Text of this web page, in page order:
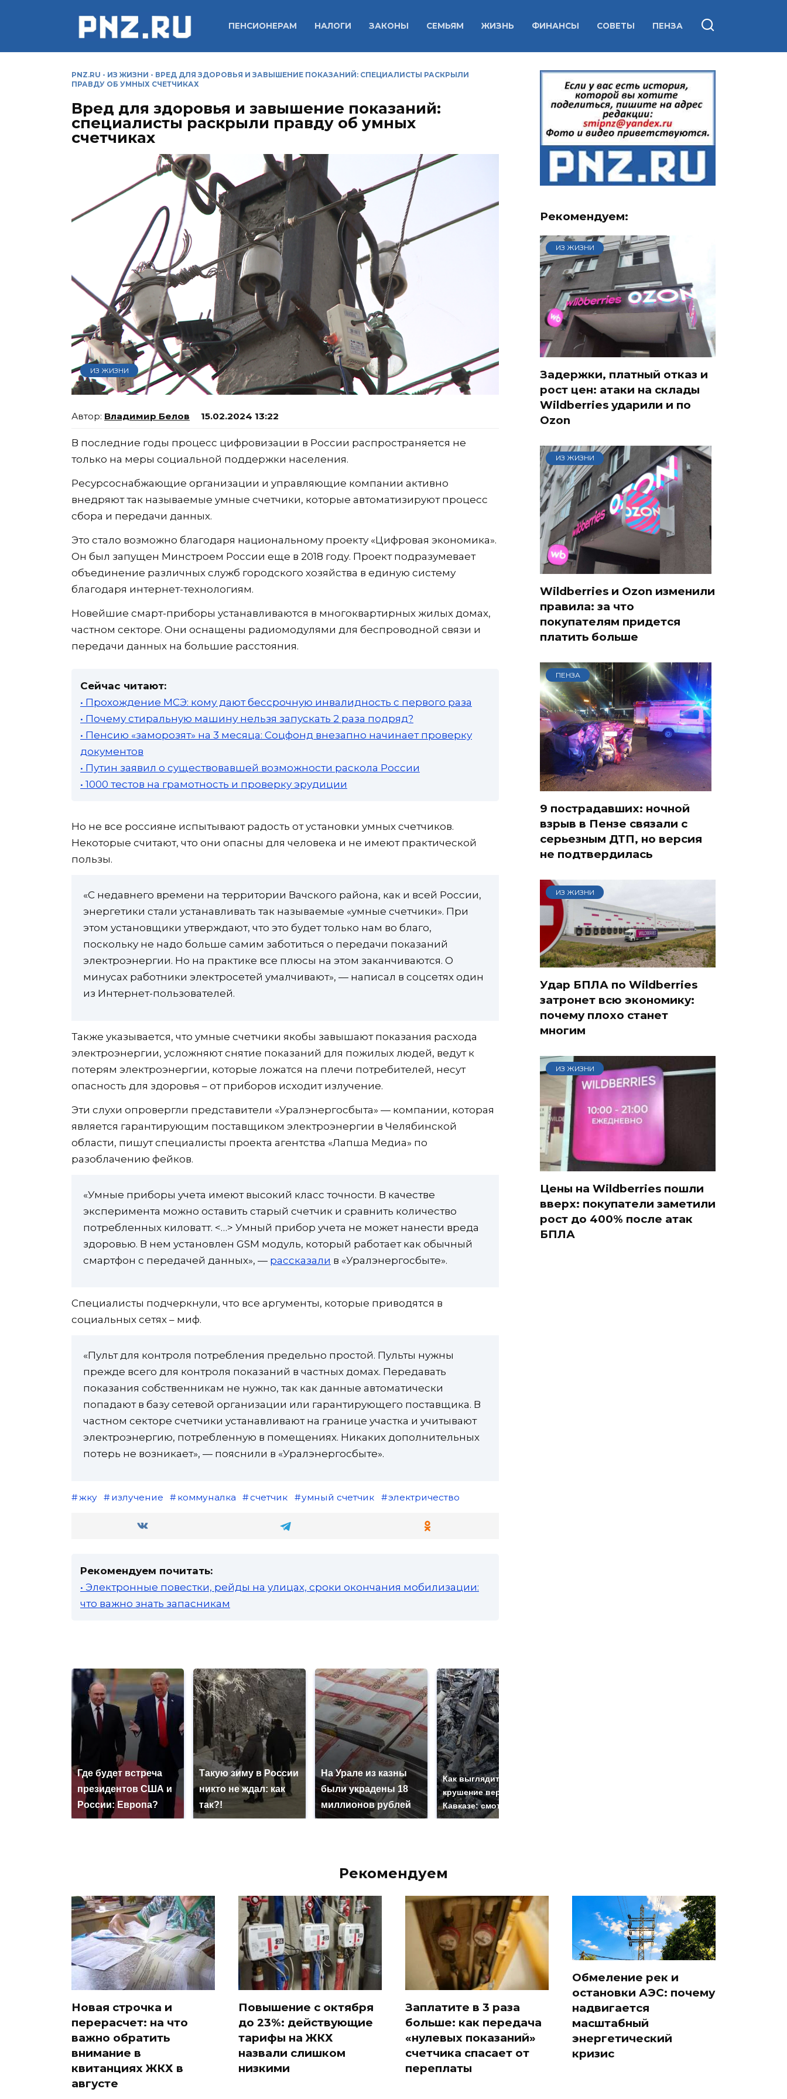
ПЕНСИОНЕРАМ НАЛОГИ ЗАКОНЫ СЕМЬЯМ ЖИЗНЬ ФИНАНСЫ СОВЕТЫ ПЕНЗА
PNZ.RU - ИЗ ЖИЗНИ - ВРЕД ДЛЯ ЗДОРОВЬЯ И ЗАВЫШЕНИЕ ПОКАЗАНИЙ: СПЕЦИАЛИСТЫ РАСКРЫЛИ
ПРАВДУ ОБ УМНЫХ СЧЕТЧИКАХ
Вред для здоровья и завышение показаний:
специалисты раскрыли правду об умных
счетчиках
ИЗ ЖИЗНИ
Владимир Белов 15.02.2024 13:22
В последние годы процесс цифровизации в России распространяется не
только на меры социальной поддержки населения.
Ресурсоснабжающие организации и управляющие компании активно
внедряют так называемые умные счетчики, которые автоматизируют процесс
сбора и передачи данных.
Это стало возможно благодаря национальному проекту «Цифровая экономика».
Он был запущен Минстроем России еще в 2018 году. Проект подразумевает
объединение различных служб городского хозяйства в единую систему
благодаря интернет-технологиям.
Новейшие смарт-приборы устанавливаются в многоквартирных жилых домах,
частном секторе. Они оснащены радиомодулями для беспроводной связи и
передачи данных на большие расстояния.
Сейчас читают:
• Прохождение МСЭ: кому дают бессрочную инвалидность с первого раза
• Почему стиральную машину нельзя запускать 2 раза подряд?
• Пенсию «заморозят» на 3 месяца: Соцфонд внезапно начинает проверку
документов
• Путин заявил о существовавшей возможности раскола России
• 1000 тестов на грамотность и проверку эрудиции
Но не все россияне испытывают радость от установки умных счетчиков.
Некоторые считают, что они опасны для человека и не имеют практической
пользы.
«С недавнего времени на территории Вачского района, как и всей России,
энергетики стали устанавливать так называемые «умные счетчики». При
этом установщики утверждают, что это будет только нам во благо,
поскольку не надо больше самим заботиться о передачи показаний
электроэнергии. Но на практике все плюсы на этом заканчиваются. О
минусах работники электросетей умалчивают», — написал в соцсетях один
из Интернет-пользователей.
Также указывается, что умные счетчики якобы завышают показания расхода
электроэнергии, усложняют снятие показаний для пожилых людей, ведут к
потерям электроэнергии, которые ложатся на плечи потребителей, несут
опасность для здоровья – от приборов исходит излучение.
Эти слухи опровергли представители «Уралэнергосбыта» — компании, которая
является гарантирующим поставщиком электроэнергии в Челябинской
области, пишут специалисты проекта агентства «Лапша Медиа» по
разоблачению фейков.
«Умные приборы учета имеют высокий класс точности. В качестве
эксперимента можно оставить старый счетчик и сравнить количество
потребленных киловатт. <…> Умный прибор учета не может нанести вреда
здоровью. В нем установлен GSM модуль, который работает как обычный
смартфон с передачей данных», — рассказали в «Уралэнергосбыте».
Специалисты подчеркнули, что все аргументы, которые приводятся в
социальных сетях – миф.
«Пульт для контроля потребления предельно простой. Пульты нужны
прежде всего для контроля показаний в частных домах. Передавать
показания собственникам не нужно, так как данные автоматически
попадают в базу сетевой организации или гарантирующего поставщика. В
частном секторе счетчики устанавливают на границе участка и учитывают
электроэнергию, потребленную в помещениях. Никаких дополнительных
потерь не возникает», — пояснили в «Уралэнергосбыте».
жку излучение коммуналка счетчик умный счетчик электричество
Рекомендуем почитать:
• Электронные повестки, рейды на улицах, сроки окончания мобилизации:
что важно знать запасникам
Где будет встреча
президентов США и
России: Европа?
Такую зиму в России
никто не ждал: как
так?!
На Урале из казны
были украдены 18
миллионов рублей
Как выглядит место
крушение вертолета на
Кавказе: смотреть
Рекомендуем:
ИЗ ЖИЗНИ
Задержки, платный отказ и
рост цен: атаки на склады
Wildberries ударили и по
Ozon
ИЗ ЖИЗНИ
Wildberries и Ozon изменили
правила: за что
покупателям придется
платить больше
ПЕНЗА
9 пострадавших: ночной
взрыв в Пензе связали с
серьезным ДТП, но версия
не подтвердилась
ИЗ ЖИЗНИ
Удар БПЛА по Wildberries
затронет всю экономику:
почему плохо станет
многим
ИЗ ЖИЗНИ
Цены на Wildberries пошли
вверх: покупатели заметили
рост до 400% после атак
БПЛА
Рекомендуем
Новая строчка и
перерасчет: на что
важно обратить
внимание в
квитанциях ЖКХ в
августе
Повышение с октября
до 23%: действующие
тарифы на ЖКХ
назвали слишком
низкими
Заплатите в 3 раза
больше: как передача
«нулевых показаний»
счетчика спасает от
переплаты
Обмеление рек и
остановки АЭС: почему
надвигается
масштабный
энергетический
кризис